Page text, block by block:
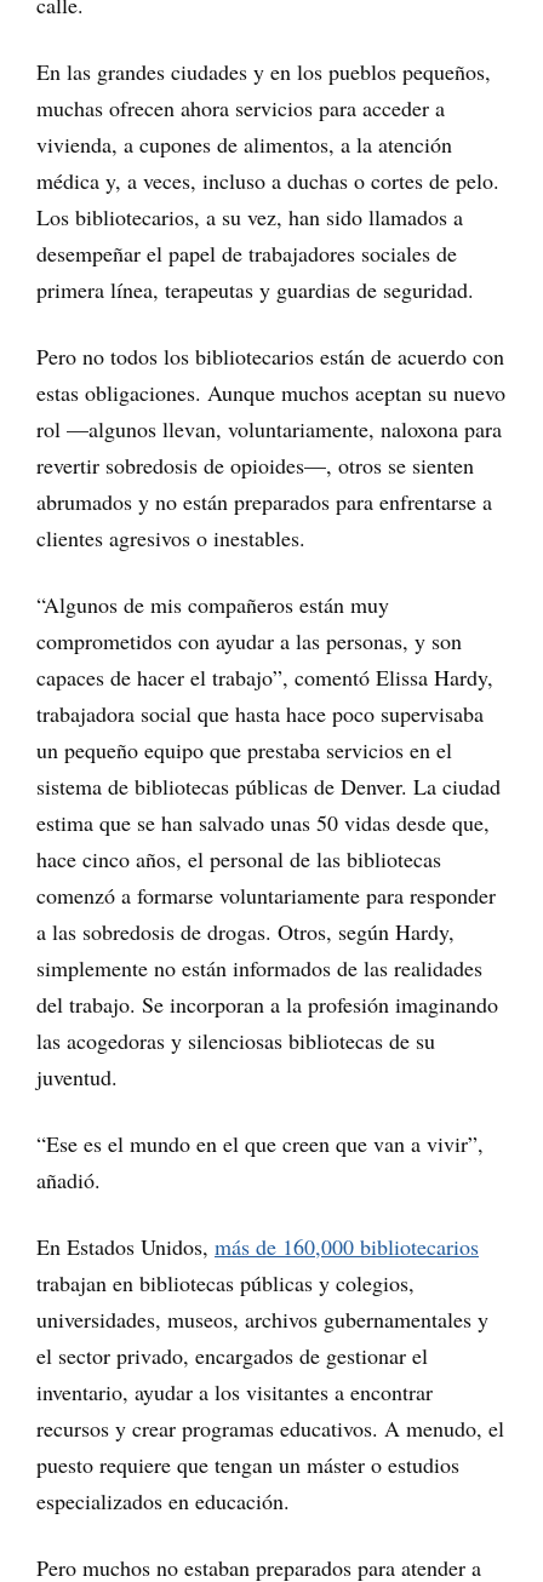
En las grandes ciudades y en los pueblos pequeños,
muchas ofrecen ahora servicios para acceder a
vivienda, a cupones de alimentos, a la atención
médica y, a veces, incluso a duchas o cortes de pelo.
Los bibliotecarios, a su vez, han sido llamados a
desempeñar el papel de trabajadores sociales de
primera línea, terapeutas y guardias de seguridad.
Pero no todos los bibliotecarios están de acuerdo con
estas obligaciones. Aunque muchos aceptan su nuevo
rol —algunos llevan, voluntariamente, naloxona para
revertir sobredosis de opioides—, otros se sienten
abrumados y no están preparados para enfrentarse a
clientes agresivos o inestables.
“Algunos de mis compañeros están muy
comprometidos con ayudar a las personas, y son
capaces de hacer el trabajo”, comentó Elissa Hardy,
trabajadora social que hasta hace poco supervisaba
un pequeño equipo que prestaba servicios en el
sistema de bibliotecas públicas de Denver. La ciudad
estima que se han salvado unas 50 vidas desde que,
hace cinco años, el personal de las bibliotecas
comenzó a formarse voluntariamente para responder
a las sobredosis de drogas. Otros, según Hardy,
simplemente no están informados de las realidades
del trabajo. Se incorporan a la profesión imaginando
las acogedoras y silenciosas bibliotecas de su
juventud.
“Ese es el mundo en el que creen que van a vivir”,
añadió.
En Estados Unidos, más de 160,000 bibliotecarios
trabajan en bibliotecas públicas y colegios,
universidades, museos, archivos gubernamentales y
el sector privado, encargados de gestionar el
inventario, ayudar a los visitantes a encontrar
recursos y crear programas educativos. A menudo, el
puesto requiere que tengan un máster o estudios
especializados en educación.
Pero muchos no estaban preparados para atender a